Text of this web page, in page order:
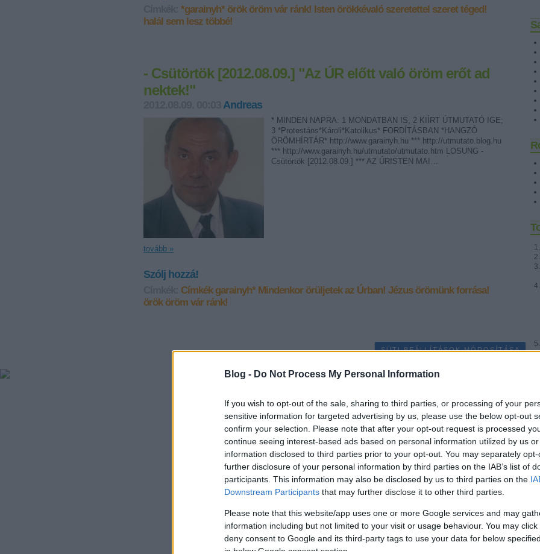
Blog - Do Not Process My Personal Information
If you wish to opt-out of the sale, sharing to third parties, or processing of your
sensitive information for targeted advertising by us, please use the below opt-out
confirm your selection. Please note that after your opt-out request is processed
continue seeing interest-based ads based on personal information utilized by us
information disclosed to third parties prior to your opt-out. You may separately
further disclosure of your personal information by third parties on the IAB’s list of
participants. This information may also be disclosed by us to third parties on the
Downstream Participants that may further disclose it to other third parties.
Please note that this website/app uses one or more Google services and may
information including but not limited to your visit or usage behaviour. You may
deny consent to Google and its third-party tags to use your data for below
in below Google consent section.
*garainyh* örök öröm vár ránk! Isten örökkévaló szeretettel szeret téged!
halál sem lesz többé!
- Csütörtök [2012.08.09.] "Az ÚR előtt való öröm erőt ad
nektek!"
Andreas
* MINDEN NAPRA: 1 MONDATBAN IS; 2 KIÍRT ÚTMUTATÓ IGE;
3 *Protestáns*Károli*Katolikus* FORDÍTÁSBAN *HANGZÓ
ÖRÖMHÍRTÁR* http://www.garainyh.hu *** http://utmutato.blog.hu
*** http://www.garainyh.hu/utmutato/utmutato.htm LOSUNG -
Csütörtök [2012.08.09.] *** AZ ÚRISTEN MAI…
tovább »
Szólj hozzá!
Címkék garainyh* Mindenkor örüljetek az Úrban! Jézus örömünk forrása!
örök öröm vár ránk!
SÜTI BEÁLLÍTÁSOK MÓDOSÍTÁSA